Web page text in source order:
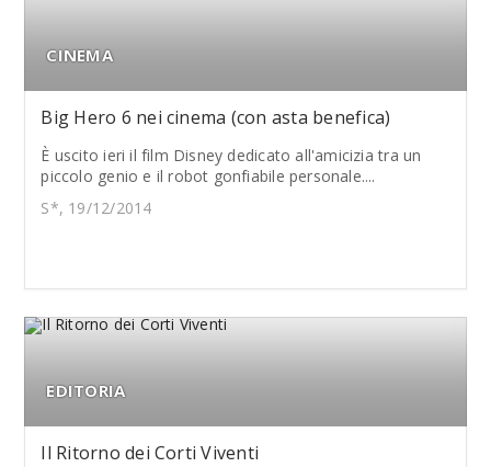
CINEMA
Big Hero 6 nei cinema (con asta benefica)
È uscito ieri il film Disney dedicato all'amicizia tra un
piccolo genio e il robot gonfiabile personale....
S*, 19/12/2014
EDITORIA
Il Ritorno dei Corti Viventi